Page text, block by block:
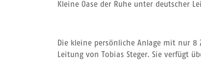
Kleine Oase der Ruhe unter deutscher
Die kleine persönliche Anlage mit nur
Leitung von Tobias Steger. Sie verfügt